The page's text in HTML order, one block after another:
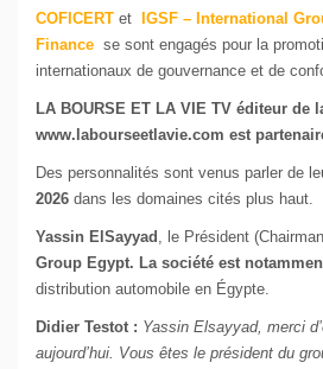
COFICERT et
IGSF – International
Finance se sont engagés pour la
internationaux de gouvernance et de
LA BOURSE ET LA VIE TV éditeur de
www.labourseetlavie.com est
Des personnalités sont venus parler de
2026 dans les domaines cités plus haut.
Yassin ElSayyad , le Président
Group Egypt. La société est
distribution automobile en Égypte.
Didier Testot : Yassin Elsayyad, merci
aujourd’hui. Vous êtes le président du